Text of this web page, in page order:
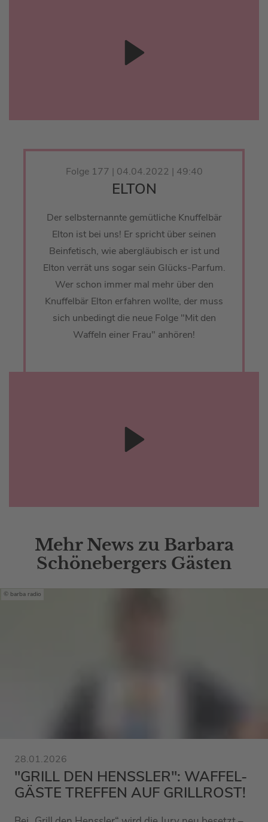
Folge 177 | 04.04.2022 | 49:40
ELTON
Der selbsternannte gemütliche Knuffelbär
Elton ist bei uns! Er spricht über seinen
Beinfetisch, wie abergläubisch er ist und
Elton verrät uns sogar sein Glücks-Parfum.
Wer schon immer mal mehr über den
Knuffelbär Elton erfahren wollte, der muss
sich unbedingt die neue Folge "Mit den
Waffeln einer Frau" anhören!
Mehr News zu Barbara
Schönebergers Gästen
barba radio
28.01.2026
"GRILL DEN HENSSLER": WAFFEL-
GÄSTE TREFFEN AUF GRILLROST!